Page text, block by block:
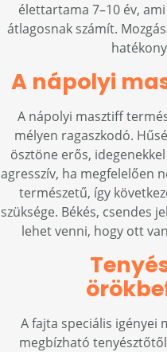
élettartama 7–10 év,
átlagosnak számít.
A nápolyi
A nápolyi masztiff
mélyen ragaszkodó.
ösztöne erős,
agresszív, ha megfelelően
természetű, így
szüksége. Békés, csendes
lehet venni, hogy ott
A fajta speciális igényei
megbízható